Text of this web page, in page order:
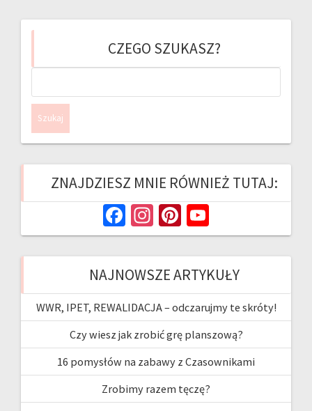
CZEGO SZUKASZ?
ZNAJDZIESZ MNIE RÓWNIEŻ TUTAJ:
Fa
ce
b
o
o
k
In
st
ag
ra
m
Pi
nt
er
es
t
u
T
u
b
e
NAJNOWSZE ARTYKUŁY
WWR, IPET, REWALIDACJA – odczarujmy te skróty!
Czy wiesz jak zrobić grę planszową?
16 pomysłów na zabawy z Czasownikami
Zrobimy razem tęczę?